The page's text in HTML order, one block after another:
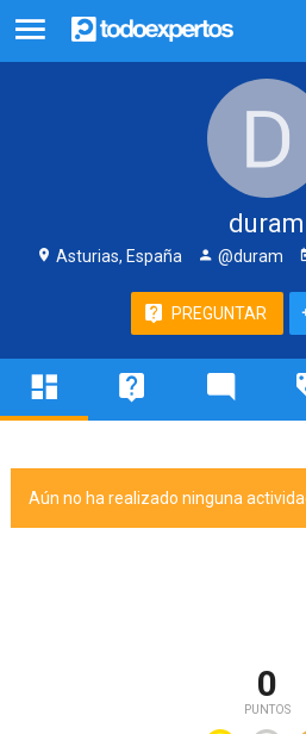
duram
Asturias, España @duram
PREGUNTAR
Aún no ha realizado ninguna
0
PUNTOS